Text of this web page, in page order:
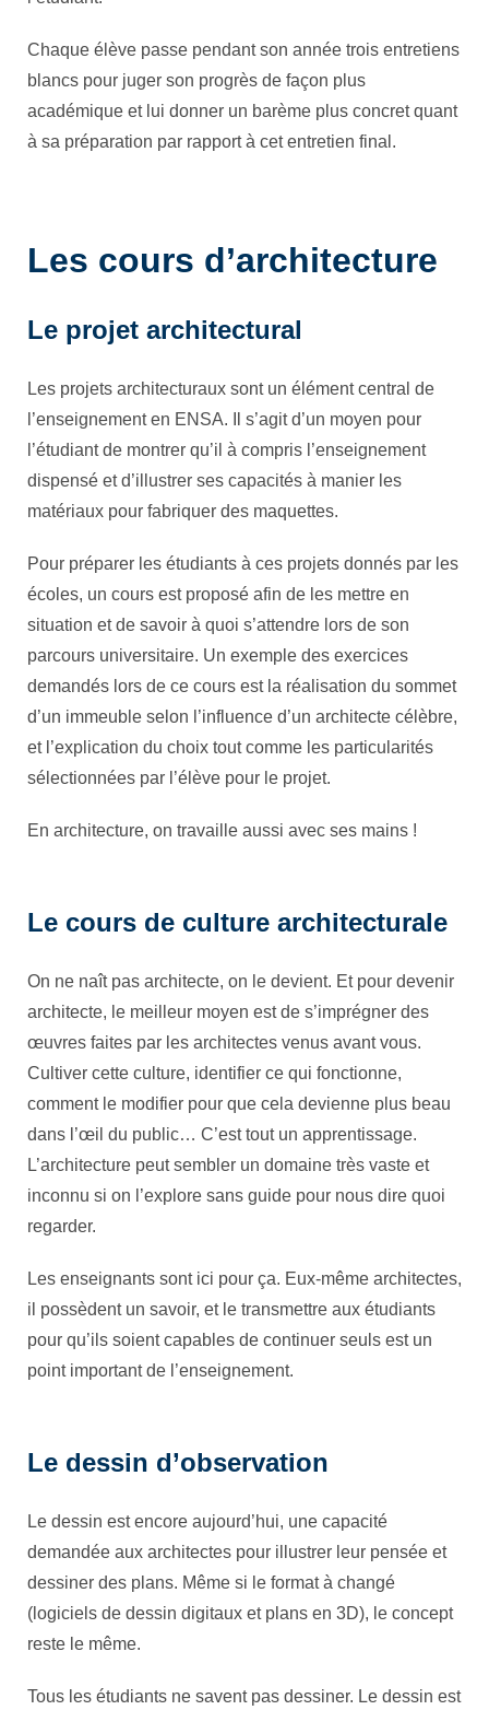
Chaque élève passe pendant son année trois entretiens
blancs pour juger son progrès de façon plus
académique et lui donner un barème plus concret quant
à sa préparation par rapport à cet entretien final.
Les cours d’architecture
Le projet architectural
Les projets architecturaux sont un élément central de
l’enseignement en ENSA. Il s’agit d’un moyen pour
l’étudiant de montrer qu’il à compris l’enseignement
dispensé et d’illustrer ses capacités à manier les
matériaux pour fabriquer des maquettes.
Pour préparer les étudiants à ces projets donnés par les
écoles, un cours est proposé afin de les mettre en
situation et de savoir à quoi s’attendre lors de son
parcours universitaire. Un exemple des exercices
demandés lors de ce cours est la réalisation du sommet
d’un immeuble selon l’influence d’un architecte célèbre,
et l’explication du choix tout comme les particularités
sélectionnées par l’élève pour le projet.
En architecture, on travaille aussi avec ses mains !
Le cours de culture architecturale
On ne naît pas architecte, on le devient. Et pour devenir
architecte, le meilleur moyen est de s’imprégner des
œuvres faites par les architectes venus avant vous.
Cultiver cette culture, identifier ce qui fonctionne,
comment le modifier pour que cela devienne plus beau
dans l’œil du public… C’est tout un apprentissage.
L’architecture peut sembler un domaine très vaste et
inconnu si on l’explore sans guide pour nous dire quoi
regarder.
Les enseignants sont ici pour ça. Eux-même architectes,
il possèdent un savoir, et le transmettre aux étudiants
pour qu’ils soient capables de continuer seuls est un
point important de l’enseignement.
Le dessin d’observation
Le dessin est encore aujourd’hui, une capacité
demandée aux architectes pour illustrer leur pensée et
dessiner des plans. Même si le format à changé
(logiciels de dessin digitaux et plans en 3D), le concept
reste le même.
Tous les étudiants ne savent pas dessiner. Le dessin est